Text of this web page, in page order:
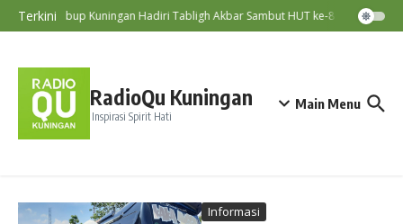
Lewati ke konten
TerkiniWabup Kuningan Hadiri Tabligh Akbar Sambut HUT ke-81 RI
RadioQu Kuningan
Inspirasi Spirit Hati
Main Menu
Informasi